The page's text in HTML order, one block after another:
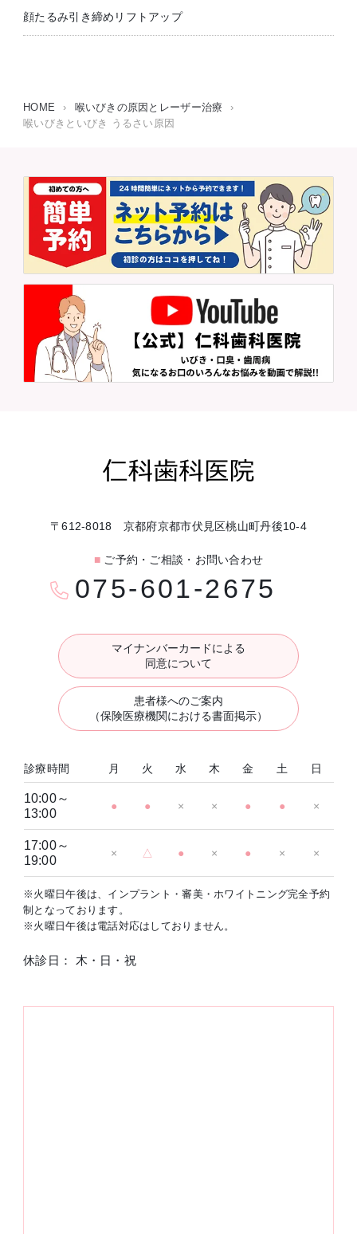
顔たるみ引き締めリフトアップ
HOME › 喉いびきの原因とレーザー治療
›
喉いびきといびき うるさい原因
〒612-8018 京都府京都市伏見区桃山町丹後10-4
■ ご予約・ご相談・お問い合わせ
075-601-2675
マイナンバーカードによる
同意について
患者様へのご案内
（保険医療機関における書面掲示）
診療時間 月 火 水 木 金 土 日
10:00～
13:00
● ● × × ● ● ×
17:00～
19:00
× △ ● × ● × ×
※火曜日午後は、インプラント・審美・ホワイトニング完全予約
制となっております。
※火曜日午後は電話対応はしておりません。
休診日： 木・日・祝